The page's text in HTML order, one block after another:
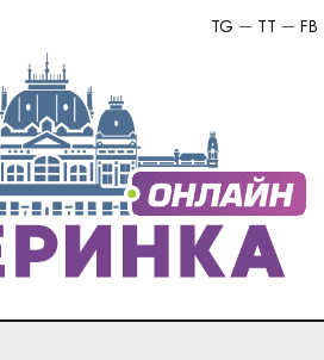
FB
TT
TG